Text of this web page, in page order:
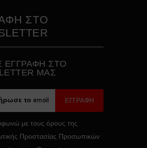
ΣΤΟ
ΕΓΓΡΑΦH ΣΤΟ
ΜΑΣ
ΕΓΓΡΑΦΗ
με τους όρους της
Προστασίας Προσωπικών